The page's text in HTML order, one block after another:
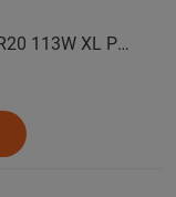
COMFORSER Автошина 275/50 ZR20 113W XL PURESPEED лето